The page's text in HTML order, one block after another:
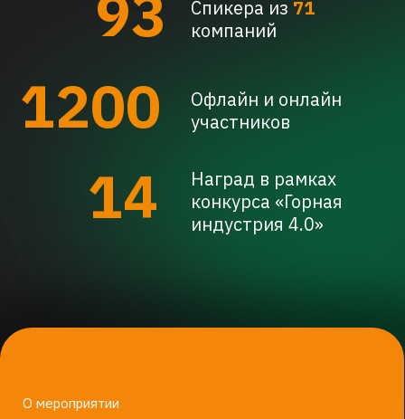
в управлении горнодобывающими
предприятиями и обеспечении безопасности,
Седьмой год подряд соорганизатором деловой
программы выступает
Группа компаний «Цифра» — ведущий
горнодобывающей индустрии.